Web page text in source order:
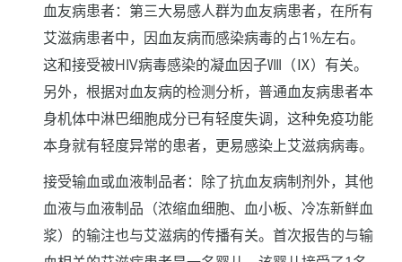
血友病患者：第三大易感人群为血友病患者，在所有
艾滋病患者中，因血友病而感染病毒的占1%左右。
这和接受被HIV病毒感染的凝血因子Ⅷ（Ⅸ）有关。
另外，根据对血友病的检测分析，普通血友病患者本
身机体中淋巴细胞成分已有轻度失调，这种免疫功能
本身就有轻度异常的患者，更易感染上艾滋病病毒。
接受输血或血液制品者：除了抗血友病制剂外，其他
血液与血液制品（浓缩血细胞、血小板、冷冻新鲜血
浆）的输注也与艾滋病的传播有关。首次报告的与输